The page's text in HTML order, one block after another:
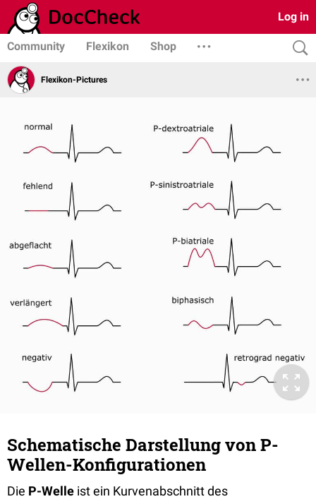
Log in
Community Flexikon Shop
Flexikon-Pictures
Schematische Darstellung von P-
Wellen-Konfigurationen
Die P-Welle ist ein Kurvenabschnitt des